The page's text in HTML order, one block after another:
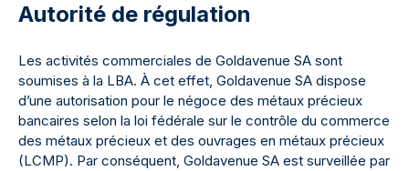
Autorité de régulation
Les activités commerciales de Goldavenue SA sont
soumises à la LBA. À cet effet, Goldavenue SA dispose
d’une autorisation pour le négoce des métaux précieux
bancaires selon la loi fédérale sur le contrôle du commerce
des métaux précieux et des ouvrages en métaux précieux
(LCMP). Par conséquent, Goldavenue SA est surveillée par